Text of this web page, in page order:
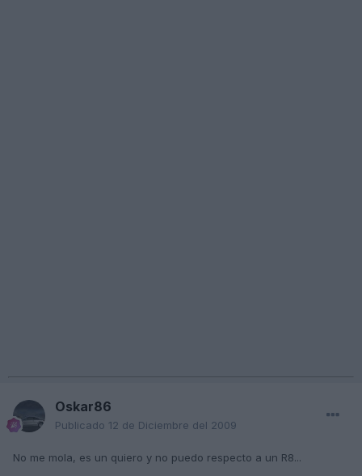
Oskar86
Publicado 12 de Diciembre del 2009
No me mola, es un quiero y no puedo respecto a un R8...